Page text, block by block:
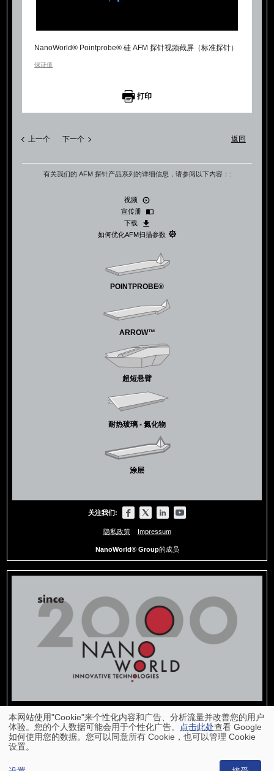
NanoWorld® Pointprobe® 硅 AFM 探针视频截屏（标准探针）
保证值
打印
上一个 下一个 返回
有关我们的 AFM 探针产品系列的详细信息，请参阅以下内容：:
POINTPROBE®
ARROW™
超短悬臂
耐热玻璃 - 氮化物
涂层
视频
宣传册
下载
如何优化AFM扫描参数
关注我们:
隐私政策 Impressum
NanoWorld® Group的成员
本网站使用"Cookie"来个性化内容和广告、分析流量并改善您的用户
体验。您的个人数据可能会用于个性化广告。
点击此处查看 Google
如何使用您的数据。您可以同意所有 Cookie，也可以管理 Cookie
设置。